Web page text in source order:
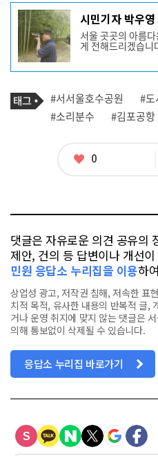
기
사
작
성
자
프
필
시민기자 박우영
서울 곳곳의 아름
게 전해드리겠습니
기
사
관
련
태
그
#서서울호수공원 #도
#소리분수
#김포공항
좋
0
댓글은 자유로운 의견 공유의
제안, 건의 등 답변이나 개선
민원 응답소 누리집을 이용하
상업성 광고, 저작권 침해, 저속한 표
치적 목적, 유사한 내용의 반복적 글,
거나 운영 취지에 맞지 않는 댓글은
의해 통보없이 삭제될 수 있습니다.
응답소 누리집 바로가기